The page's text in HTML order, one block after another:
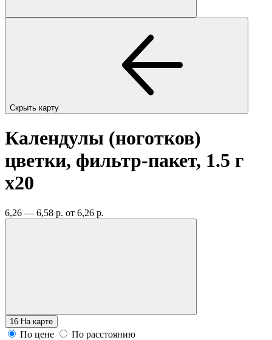
Скрыть карту
Календулы (ноготков)
цветки, фильтр-пакет, 1.5 г
x20
6,26 — 6,58 р. от 6,26 р.
16 На карте
По цене
По расстоянию